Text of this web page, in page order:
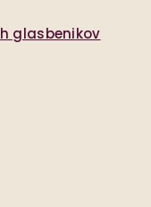
glasbenikov